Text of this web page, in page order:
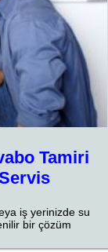
Tamiri
iş yerinizde su
bir çözüm